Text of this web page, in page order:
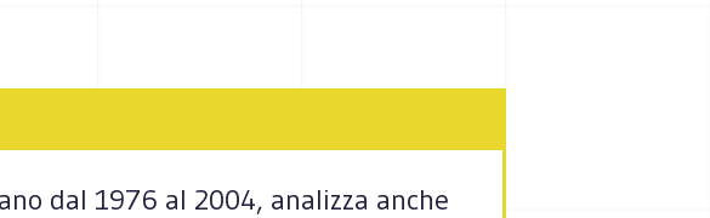
dal 1976 al 2004, analizza anche